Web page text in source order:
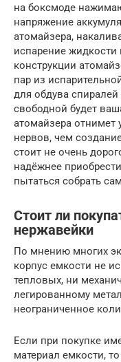
на боксмоде
напряжение
атомайзера,
испарение жидкости
конструкции
пар из
для обдува
свободной будет
атомайзера отнимет
нервов, чем
стоит не очень
надёжнее
пытаться собрать
Стоит ли
нержавейки
По мнению многих
корпус емкости не
тепловых, ни
легированному
неограниченное
Если при покупке
материал емкости,